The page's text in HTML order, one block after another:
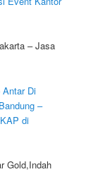
– Jasa
Antar Di
–
di
Gold,Indah